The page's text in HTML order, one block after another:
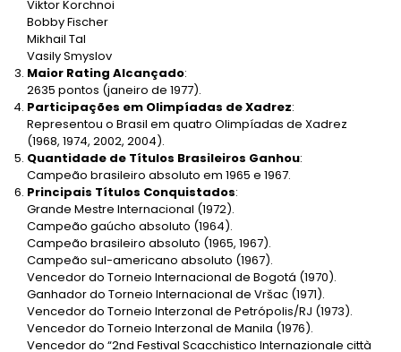
Viktor Korchnoi
Bobby Fischer
Mikhail Tal
Vasily Smyslov
Maior Rating Alcançado:
2635 pontos (janeiro de 1977).
Participações em Olimpíadas de Xadrez:
Representou o Brasil em quatro Olimpíadas de Xadrez
(1968, 1974, 2002, 2004).
Quantidade de Títulos Brasileiros Ganhou:
Campeão brasileiro absoluto em 1965 e 1967.
Principais Títulos Conquistados:
Grande Mestre Internacional (1972).
Campeão gaúcho absoluto (1964).
Campeão brasileiro absoluto (1965, 1967).
Campeão sul-americano absoluto (1967).
Vencedor do Torneio Internacional de Bogotá (1970).
Ganhador do Torneio Internacional de Vršac (1971).
Vencedor do Torneio Interzonal de Petrópolis/RJ (1973).
Vencedor do Torneio Interzonal de Manila (1976).
Vencedor do “2nd Festival Scacchistico Internazionale città